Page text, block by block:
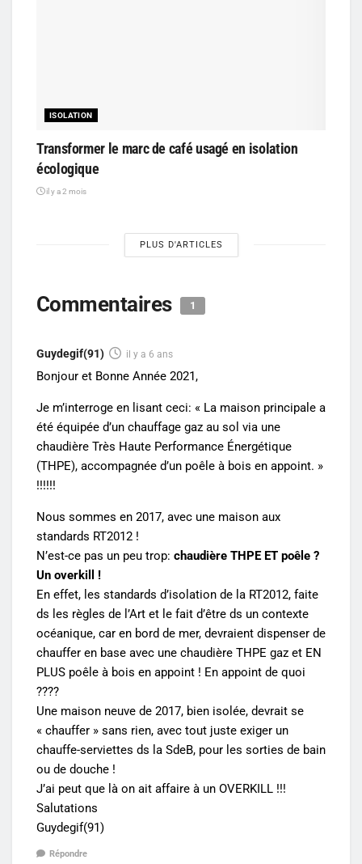
ISOLATION
Transformer le marc de café usagé en isolation
écologique
il y a 2 mois
PLUS D'ARTICLES
Commentaires 1
Guydegif(91) il y a 6 ans
Bonjour et Bonne Année 2021,
Je m’interroge en lisant ceci: « La maison principale a
été équipée d’un chauffage gaz au sol via une
chaudière Très Haute Performance Énergétique
(THPE), accompagnée d’un poêle à bois en appoint. »
!!!!!!
Nous sommes en 2017, avec une maison aux
standards RT2012 !
N’est-ce pas un peu trop: chaudière THPE ET poêle ?
Un overkill !
En effet, les standards d’isolation de la RT2012, faite
ds les règles de l’Art et le fait d’être ds un contexte
océanique, car en bord de mer, devraient dispenser de
chauffer en base avec une chaudière THPE gaz et EN
PLUS poêle à bois en appoint ! En appoint de quoi
????
Une maison neuve de 2017, bien isolée, devrait se
« chauffer » sans rien, avec tout juste exiger un
chauffe-serviettes ds la SdeB, pour les sorties de bain
ou de douche !
J’ai peut que là on ait affaire à un OVERKILL !!!
Salutations
Guydegif(91)
Répondre